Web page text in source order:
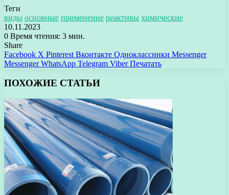
Теги
виды основные применение реактивы химические
10.11.2023
0 Время чтения: 3 мин.
Share
Facebook X Pinterest Вконтакте Одноклассники Messenger
Messenger WhatsApp Telegram Viber Печатать
ПОХОЖИЕ СТАТЬИ